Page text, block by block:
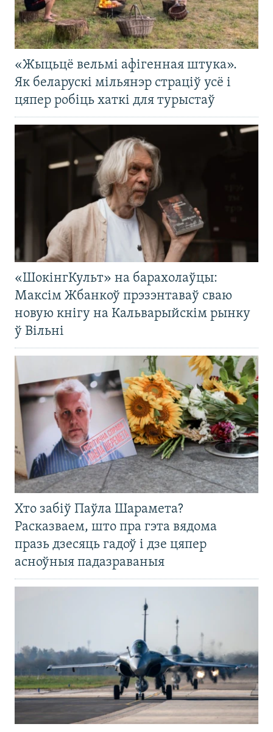
«Жыцьцё вельмі афігенная штука».
Як беларускі мільянэр страціў усё і
цяпер робіць хаткі для турыстаў
«ШокінгКульт» на барахолаўцы:
Максім Жбанкоў прэзэнтаваў сваю
новую кнігу на Кальварыйскім рынку
ў Вільні
Хто забіў Паўла Шарамета?
Расказваем, што пра гэта вядома
празь дзесяць гадоў і дзе цяпер
асноўныя падазраваныя